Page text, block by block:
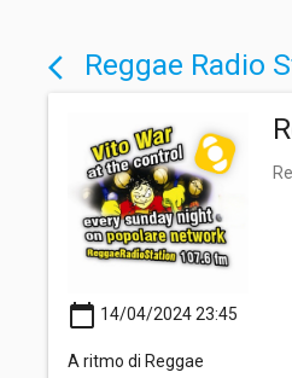
arrow_back_ios Reggae Radio
calendar_today 14/04/2024 23:45
A ritmo di Reggae